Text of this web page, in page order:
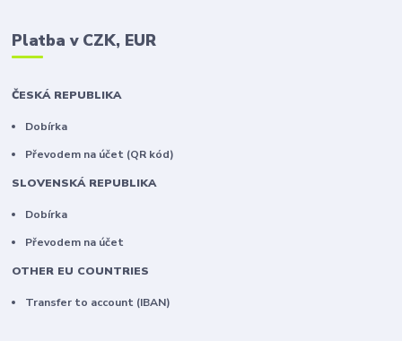
Platba v CZK, EUR
ČESKÁ REPUBLIKA
Dobírka
Převodem na účet (QR kód)
SLOVENSKÁ REPUBLIKA
Dobírka
Převodem na účet
OTHER EU COUNTRIES
Transfer to account (IBAN)